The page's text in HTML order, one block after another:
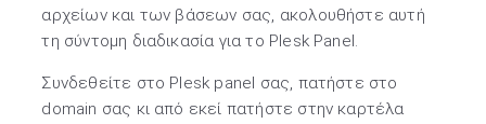
αρχείων και των βάσεων σας, ακολουθήστε αυτή
τη σύντομη διαδικασία για το Plesk Panel.
Συνδεθείτε στο Plesk panel σας, πατήστε στο
domain σας κι από εκεί πατήστε στην καρτέλα